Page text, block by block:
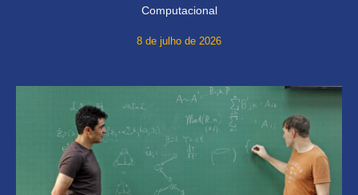
Computacional
8 de julho de 2026